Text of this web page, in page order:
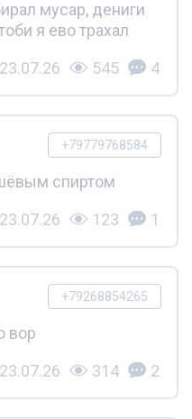
мусар, дениги
я ево трахал
23.07.26 545 4
+79779768584
спиртом
23.07.26 123 1
+79268854265
вор
23.07.26 314 2